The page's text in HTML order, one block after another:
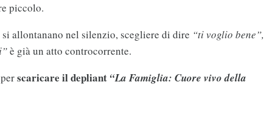
piccolo.
allontanano nel silenzio, scegliere di dire “ti voglio bene”,
è già un atto controcorrente.
scaricare il depliant “La Famiglia: Cuore vivo della